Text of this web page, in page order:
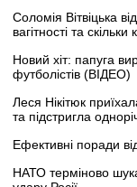
Соломія Вітвіцька
вагітності та
Новий хіт: папуга
футболістів (ВІДЕО)
Леся Нікітюк
та підстригла
Ефективні поради
НАТО терміново